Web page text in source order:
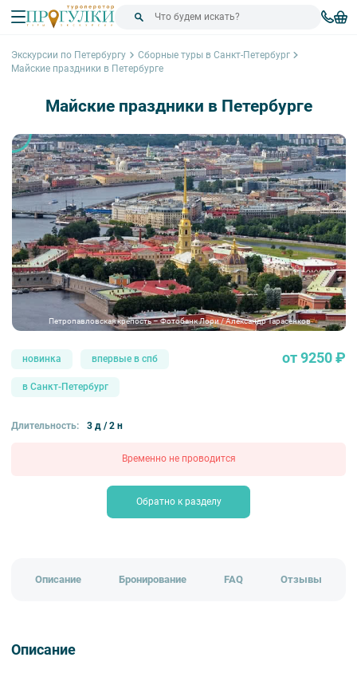
Экскурсии по Петербургу
Сборные туры в Санкт-Петербург
Майские праздники в Петербурге
Майские праздники в Петербурге
Петропавловская крепость – Фотобанк Лори / Александр Тарасенков
новинка впервые в спб
в Санкт-Петербург
от 9250 ₽
Длительность: 3 д / 2 н
Временно не проводится
Обратно к разделу
Описание Бронирование FAQ Отзывы
Описание